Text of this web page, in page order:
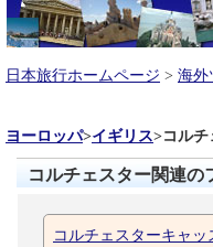
日本旅行ホームページ > 海外
ヨーロッパ>イギリス>コル
コルチェスター関連の
コルチェスターキャッ